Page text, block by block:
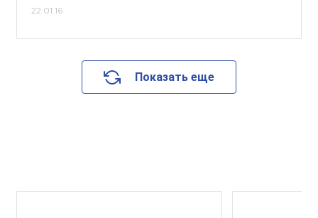
22.01.16
Показать еще